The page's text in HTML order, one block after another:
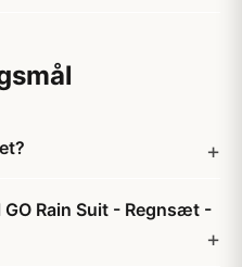
Rain Suit - Regnsæt -